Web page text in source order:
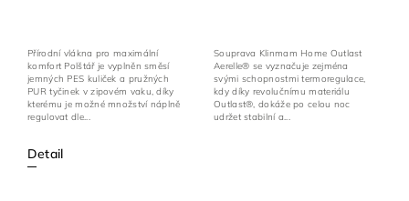
Detail
Přírodní vlákna pro maximální
komfort Polštář je vyplněn směsí
jemných PES kuliček a pružných
PUR tyčinek v zipovém vaku, díky
kterému je možné množství náplně
regulovat dle...
Souprava Klinmam Home Outlast
Aerelle® se vyznačuje zejména
svými schopnostmi termoregulace,
kdy díky revolučnímu materiálu
Outlast®, dokáže po celou noc
udržet stabilní a...